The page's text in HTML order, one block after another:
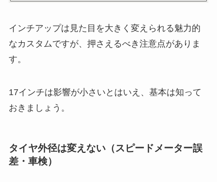
インチアップは見た目を大きく変えられる魅力的
なカスタムですが、押さえるべき注意点がありま
す。
17インチは影響が小さいとはいえ、基本は知って
おきましょう。
タイヤ外径は変えない（スピードメーター誤
差・車検）